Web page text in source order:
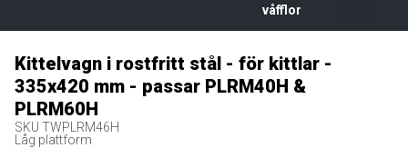
våfflor
Kittelvagn i rostfritt stål - för kittlar -
335x420 mm - passar PLRM40H &
PLRM60H
SKU TWPLRM46H
Låg plattform